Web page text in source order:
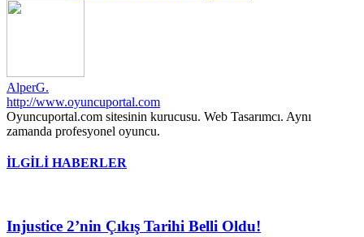
AlperG.
http://www.oyuncuportal.com
Oyuncuportal.com sitesinin kurucusu. Web Tasarımcı. Aynı
zamanda profesyonel oyuncu.
İLGİLİ HABERLER
Injustice 2’nin Çıkış Tarihi Belli Oldu!